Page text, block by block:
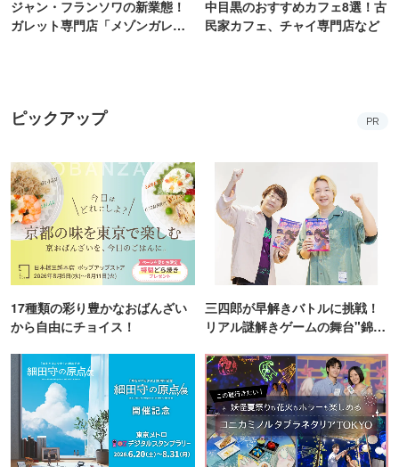
ジャン・フランソワの新業態！
ガレット専門店「メゾンガレッ
中目黒のおすすめカフェ8選！古
民家カフェ、チャイ専門店など
ピックアップ PR
17種類の彩り豊かなおばんざい
から自由にチョイス！
三四郎が早解きバトルに挑戦！
リアル謎解きゲームの舞台"錦糸